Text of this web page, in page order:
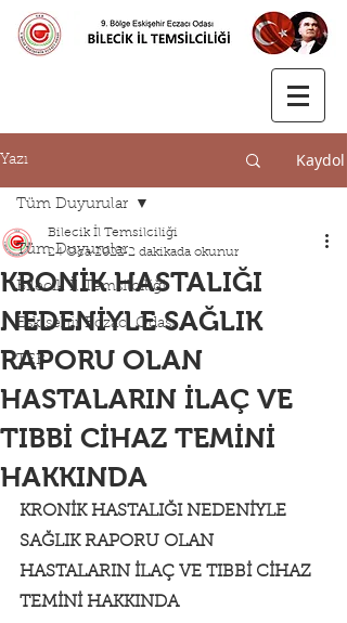
Yazı Kaydol
Tüm Duyurular
Bilecik İl Temsilciliği
Eskişehir Eczacı Odası
TEB
Tüm Duyurular
KRONİK HASTALIĞI
NEDENİYLE SAĞLIK
RAPORU OLAN
HASTALARIN İLAÇ VE
TIBBİ CİHAZ TEMİNİ
HAKKINDA
Bilecik İl Temsilciliği
24 Oca 2022 2 dakikada okunur
KRONİK HASTALIĞI NEDENİYLE
SAĞLIK RAPORU OLAN
HASTALARIN İLAÇ VE TIBBİ CİHAZ
TEMİNİ HAKKINDA